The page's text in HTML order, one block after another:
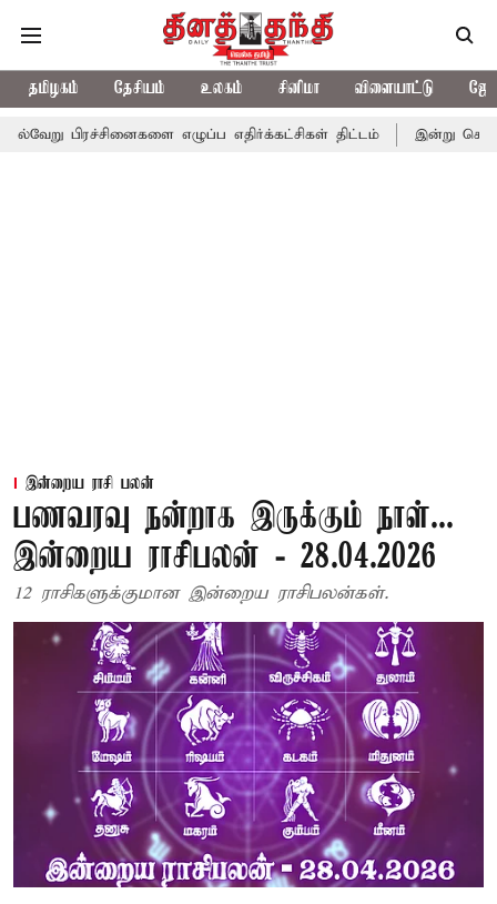
தமிழகம் தேசியம் உலகம் சினிமா விளையாட்டு
எழுப்ப எதிர்க்கட்சிகள் திட்டம் இன்று கொட்டப்போகும்
இன்றைய ராசி பலன்
பணவரவு நன்றாக இருக்கும் நாள்...
இன்றைய ராசிபலன் - 28.04.2026
12 ராசிகளுக்குமான இன்றைய ராசிபலன்கள்.